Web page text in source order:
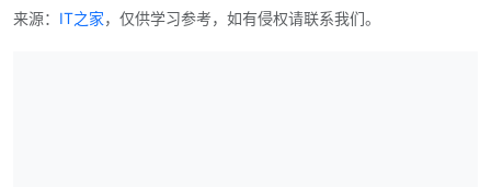
来源： IT之家，仅供学习参考，如有侵权请联系我们。